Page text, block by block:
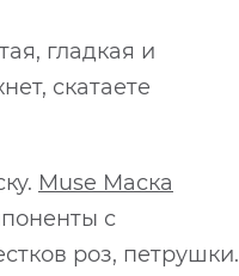
гладкая и
скатаете
Muse Маска
с
роз, петрушки.